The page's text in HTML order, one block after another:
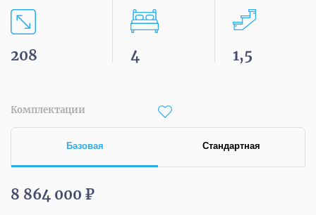
208 4 1,5
Комплектации
Базовая Стандартная
8 864 000 ₽